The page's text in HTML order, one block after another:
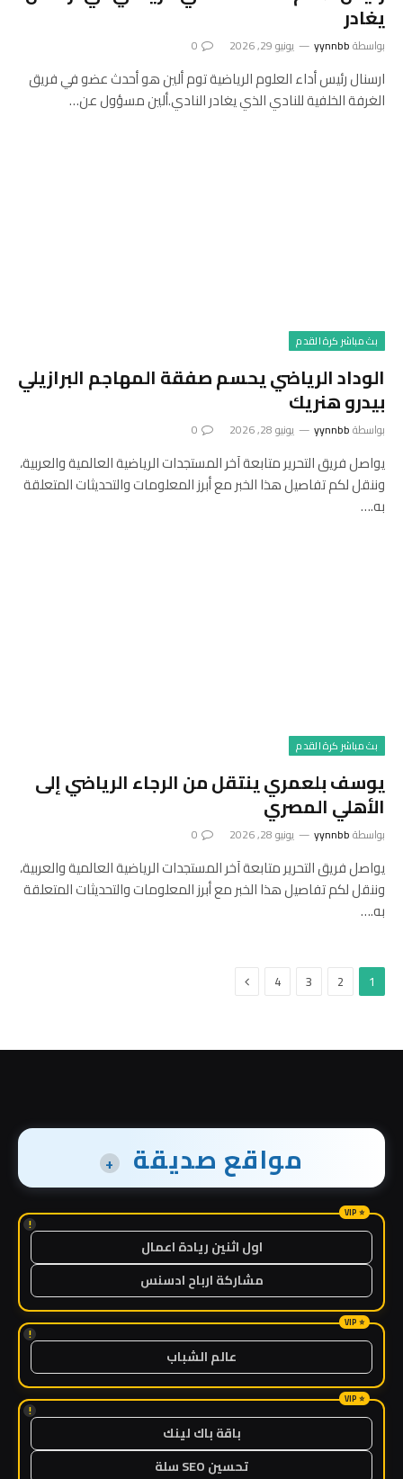
يغادر
بواسطةyynnbb يونيو 29, 2026 0
ارسنال رئيس أداء العلوم الرياضية توم ألين هو أحدث عضو في فريق
الغرفة الخلفية للنادي الذي يغادر النادي.ألين مسؤول عن…
بث مباشر كرة القدم
الوداد الرياضي يحسم صفقة المهاجم البرازيلي
بيدرو هنريك
بواسطةyynnbb يونيو 28, 2026 0
يواصل فريق التحرير متابعة آخر المستجدات الرياضية العالمية والعربية،
وننقل لكم تفاصيل هذا الخبر مع أبرز المعلومات والتحديثات المتعلقة
به.…
بث مباشر كرة القدم
يوسف بلعمري ينتقل من الرجاء الرياضي إلى
الأهلي المصري
بواسطةyynnbb يونيو 28, 2026 0
يواصل فريق التحرير متابعة آخر المستجدات الرياضية العالمية والعربية،
وننقل لكم تفاصيل هذا الخبر مع أبرز المعلومات والتحديثات المتعلقة
به.…
1
2
3
4 التالي
مواقع صديقة +
!
اول اثنين ريادة اعمال
مشاركة ارباح ادسنس
!
عالم الشباب
!
باقة باك لينك
تحسين SEO سلة